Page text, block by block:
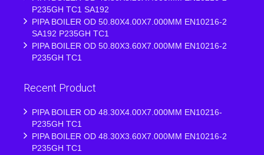
P235GH TC1 SA192
PIPA BOILER OD 50.80X4.00X7.000MM EN10216-2
SA192 P235GH TC1
PIPA BOILER OD 50.80X3.60X7.000MM EN10216-2
P235GH TC1
Recent Product
PIPA BOILER OD 48.30X4.00X7.000MM EN10216-
P235GH TC1
PIPA BOILER OD 48.30X3.60X7.000MM EN10216-2
P235GH TC1